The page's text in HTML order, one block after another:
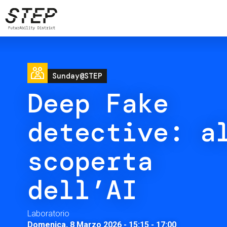
Salta
al
contenuto
Image
Sunday@STEP
Deep Fake
detective:
scoperta
dell’AI
Laboratorio
Domenica, 8 Marzo 2026 - 15:15- 17:00